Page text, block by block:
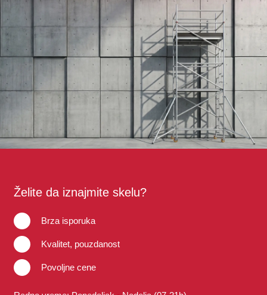
Želite da iznajmite skelu?
Brza isporuka
Kvalitet, pouzdanost
Povoljne cene